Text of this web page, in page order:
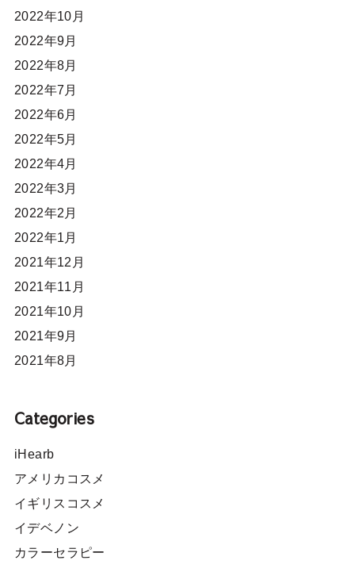
2022年10月
2022年9月
2022年8月
2022年7月
2022年6月
2022年5月
2022年4月
2022年3月
2022年2月
2022年1月
2021年12月
2021年11月
2021年10月
2021年9月
2021年8月
Categories
iHearb
アメリカコスメ
イギリスコスメ
イデベノン
カラーセラピー